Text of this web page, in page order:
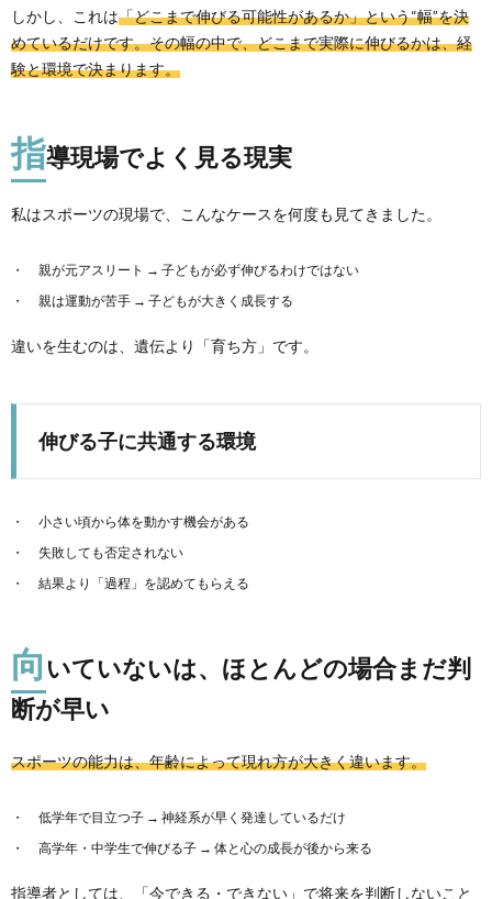
しかし、これは「どこまで伸びる可能性があるか」という“幅”を決
めているだけです。その幅の中で、どこまで実際に伸びるかは、経
験と環境で決まります。
指導現場でよく見る現実
私はスポーツの現場で、こんなケースを何度も見てきました。
親が元アスリート → 子どもが必ず伸びるわけではない
親は運動が苦手 → 子どもが大きく成長する
違いを生むのは、遺伝より「育ち方」です。
伸びる子に共通する環境
小さい頃から体を動かす機会がある
失敗しても否定されない
結果より「過程」を認めてもらえる
向いていないは、ほとんどの場合まだ判
断が早い
スポーツの能力は、年齢によって現れ方が大きく違います。
低学年で目立つ子 → 神経系が早く発達しているだけ
高学年・中学生で伸びる子 → 体と心の成長が後から来る
指導者としては、「今できる・できない」で将来を判断しないこと